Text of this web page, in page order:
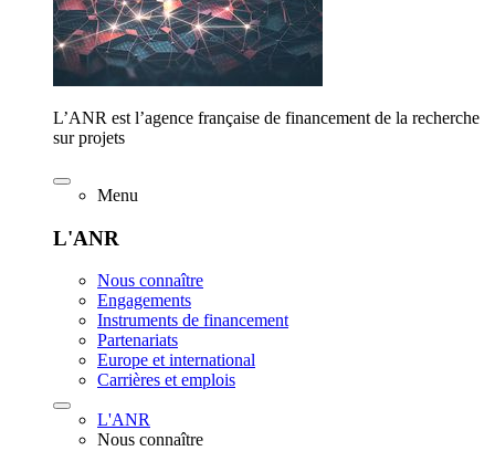
L’ANR est l’agence française de financement de la recherche
sur projets
Menu
L'ANR
Nous connaître
Engagements
Instruments de financement
Partenariats
Europe et international
Carrières et emplois
L'ANR
Nous connaître